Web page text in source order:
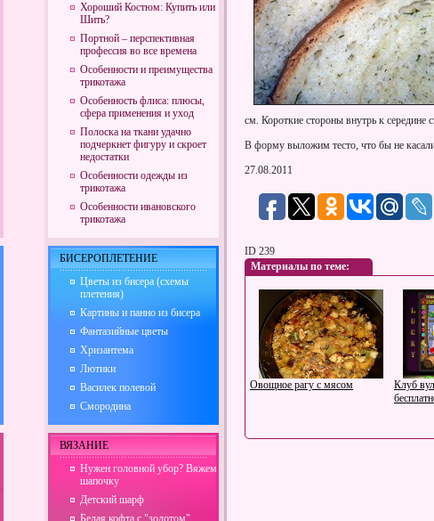
см. Короткие стороны внутрь к середине
В форму выложим тесто, что бы не
27.08.2011
ID 239
Материалы по теме:
Овощное рагу с мясом
Клуб
Хороший Костюм: Купить или
Шить?
Портной – перспективная
профессия во все времена
Особенности и преимущества
трикотажа
Особенность флиса: плюсы,
сфера применения и уход
Полоска на ткани удачно
подчеркнет фигуру и скроет
недостатки
Особенности одежды из
трикотажа
Особенности ивановского
трикотажа
БИСЕРОПЛЕТЕНИЕ
Цветы из бисера (схемы
плетения)
Картины и панно из бисера
Фантазийные цветы
Хризантема
Лютики
Василек полевой
Смородина
ВЯЗАНИЕ
Нужен головной убор? Вяжем
шапочку
Детский шарф
Белая кофта с "золотом"